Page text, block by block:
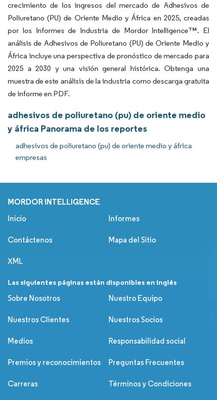
crecimiento de los ingresos del mercado de Adhesivos de
Poliuretano (PU) de Oriente Medio y África en 2025, creadas
por los Informes de Industria de Mordor Intelligence™. El
análisis de Adhesivos de Poliuretano (PU) de Oriente Medio y
África incluye una perspectiva de pronóstico de mercado para
2025 a 2030 y una visión general histórica. Obtenga una
muestra de este análisis de la industria como descarga gratuita
de informe en PDF.
adhesivos de poliuretano (pu) de oriente medio
y áfrica Panorama de los reportes
adhesivos de poliuretano (pu) de oriente medio y áfrica
empresas
MORDOR INTELLIGENCE
Inicio Informes
Contáctenos Mapa del Sitio
XML
Las siguientes páginas están disponibles en inglés
Sobre Nosotros
Nuestro Equipo
Nuestros Clientes Nuestros Socios
Medios Responsabilidad social
Premios y reconocimientos Preguntas Frecuentes
Carreras Términos y Condiciones